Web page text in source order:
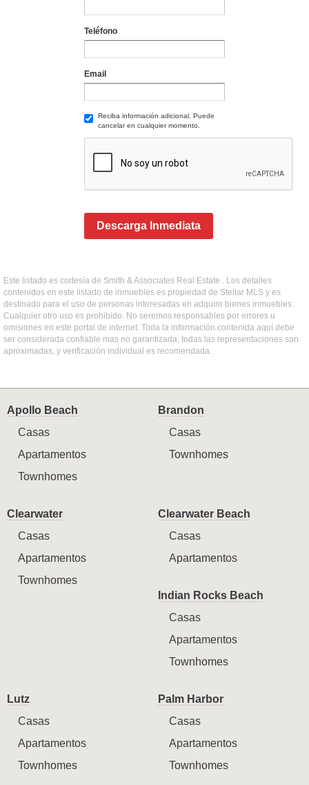
Teléfono
Email
Reciba información adicional. Puede
cancelar en cualquier momento.
Descarga Inmediata
Este listado es cortesía de Smith & Associates Real Estate . Los detalles
contenidos en este listado de inmuebles es propiedad de Stellar MLS y es
destinado para el uso de personas interesadas en adquirir bienes inmuebles.
Cualquier otro uso es prohibido. No seremos responsables por errores u
omisiones en este portal de internet. Toda la información contenida aquí debe
ser considerada confiable mas no garantizada, todas las representaciones son
aproximadas, y verificación individual es recomendada.
Apollo Beach
Casas
Apartamentos
Townhomes
Brandon
Casas
Townhomes
Clearwater
Casas
Apartamentos
Townhomes
Clearwater Beach
Casas
Apartamentos
Indian Rocks Beach
Casas
Apartamentos
Townhomes
Lutz
Casas
Apartamentos
Townhomes
Palm Harbor
Casas
Apartamentos
Townhomes